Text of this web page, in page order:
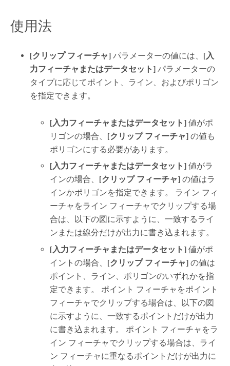
使用法
[クリップ フィーチャ] パラメーターの値には、 [入
力フィーチャまたはデータセット] パラメーターの
タイプに応じてポイント、ライン、およびポリゴン
を指定できます。
[入力フィーチャまたはデータセット] 値がポ
リゴンの場合、 [クリップ フィーチャ] の値も
ポリゴンにする必要があります。
[入力フィーチャまたはデータセット] 値がラ
インの場合、 [クリップ フィーチャ] の値はラ
インかポリゴンを指定できます。 ライン フィ
ーチャをライン フィーチャでクリップする場
合は、以下の図に示すように、一致するライ
ンまたは線分だけが出力に書き込まれます。
[入力フィーチャまたはデータセット] 値がポ
イントの場合、 [クリップ フィーチャ] の値は
ポイント、ライン、ポリゴンのいずれかを指
定できます。 ポイント フィーチャをポイント
フィーチャでクリップする場合は、以下の図
に示すように、一致するポイントだけが出力
に書き込まれます。 ポイント フィーチャをラ
イン フィーチャでクリップする場合は、ライ
ン フィーチャに重なるポイントだけが出力に